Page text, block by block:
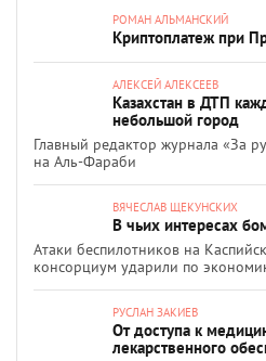
РОМАН АЛЬМАНСКИЙ
Криптоплатеж при
АЛЕКСЕЙ АЛЕКСЕЕВ
Казахстан в ДТП
небольшой город
Главный редактор журнала «За
на Аль-Фараби
ВЯЧЕСЛАВ ЩЕКУНСКИХ
В чьих интересах
Атаки беспилотников на
консорциум ударили по
РУСЛАН ЗАКИЕВ
От доступа к
лекарственного